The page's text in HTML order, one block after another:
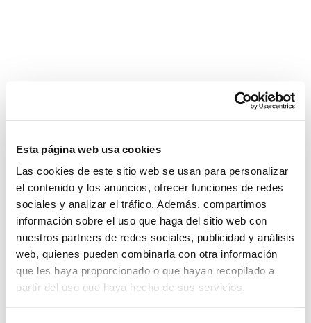
Esta página web usa cookies
Las cookies de este sitio web se usan para personalizar
el contenido y los anuncios, ofrecer funciones de redes
sociales y analizar el tráfico. Además, compartimos
información sobre el uso que haga del sitio web con
nuestros partners de redes sociales, publicidad y análisis
web, quienes pueden combinarla con otra información
que les haya proporcionado o que hayan recopilado a
partir del uso que haya hecho de sus servicios.
¡Descubre más propiedades!